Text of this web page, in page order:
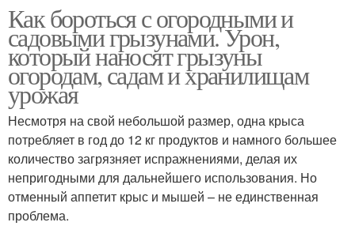
Как бороться с огородными и
садовыми грызунами. Урон,
который наносят грызуны
огородам, садам и хранилищам
урожая
Несмотря на свой небольшой размер, одна крыса
потребляет в год до 12 кг продуктов и намного большее
количество загрязняет испражнениями, делая их
непригодными для дальнейшего использования. Но
отменный аппетит крыс и мышей – не единственная
проблема.